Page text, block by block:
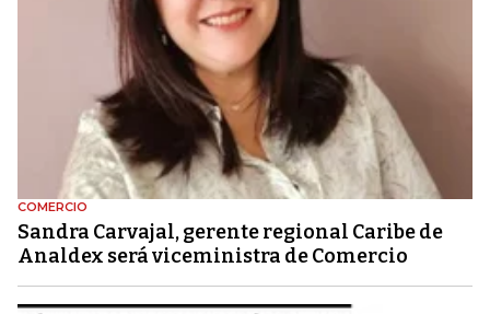
COMERCIO
Sandra Carvajal, gerente regional Caribe de
Analdex será viceministra de Comercio